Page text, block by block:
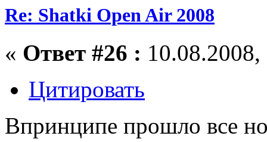
Re: Shatki Open Air 2008
« Ответ #26 :
Цитировать
Впринципе прошло все